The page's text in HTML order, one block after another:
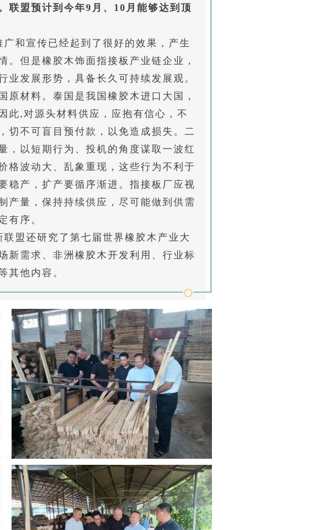
联盟预计到今年9月、10月能够达到顶
和宣传已经起到了很好的效果，产生
。但是橡胶木饰面指接板产业链企业，
业发展形势，具备长久可持续发展观。
原材料。泰国是我国橡胶木进口大国，
此,对源头材料供应，应抱有信心，不
切不可盲目预付款，以免造成损失。二
，以短期行为、投机的角度谋取一波红
格波动大、乱象重现，这些行为不利于
稳产，扩产要循序渐进。指接板厂应视
产量，保持持续供应，尽可能做到供需
有序。
盟还研究了第七届世界橡胶木产业大
新需求、非洲橡胶木开发利用、行业标
其他内容。